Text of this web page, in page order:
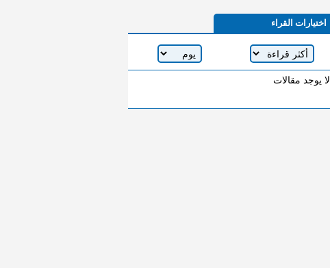
اختيارات القراء
لا يوجد مقالات